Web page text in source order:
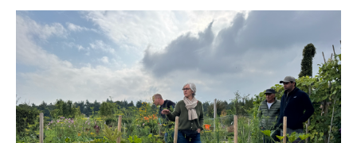
Show larger version